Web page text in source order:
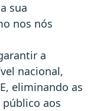
sua
nos nós
a
nacional,
eliminando as
público aos